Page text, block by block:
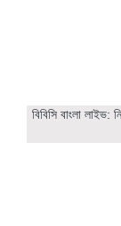
বিবিসি বাংলা লাইভ: